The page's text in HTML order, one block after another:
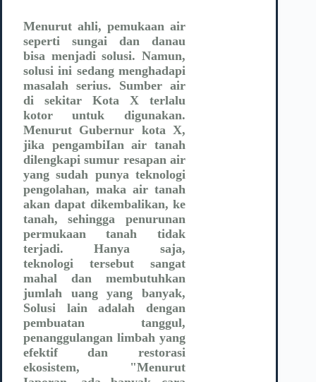
Menurut ahli, pemukaan air
seperti sungai dan danau
bisa menjadi solusi. Namun,
solusi ini sedang menghadapi
masalah serius. Sumber air
di sekitar Kota X terlalu
kotor untuk digunakan.
Menurut Gubernur kota X,
jika pengambiIan air tanah
dilengkapi sumur resapan air
yang sudah punya teknologi
pengolahan, maka air tanah
akan dapat dikembalikan, ke
tanah, sehingga penurunan
permukaan tanah tidak
terjadi. Hanya saja,
teknologi tersebut sangat
mahal dan membutuhkan
jumlah uang yang banyak,
Solusi lain adalah dengan
pembuatan tanggul,
penanggulangan limbah yang
efektif dan restorasi
ekosistem, "Menurut